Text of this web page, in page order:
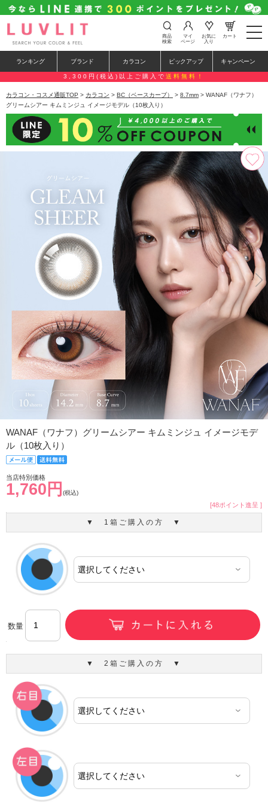
t
o
e
n
a
i
o
n
商品
検索
マイ
ページ
お気に
入り
カート
ランキング ブランド カラコン ピックアップ キャンペーン
3,300円(税込)以上ご購入で 送料無料！
カラコン・コスメ通販TOP > カラコン > BC（ベースカーブ） > 8.7mm > WANAF（ワナフ）
グリームシアー キムミンジュ イメージモデル（10枚入り）
WANAF（ワナフ）グリームシアー キムミンジュ イメージモデ
ル（10枚入り）
当店特別価格
1,760円 (税込)
[48ポイント進呈 ]
▼ 1箱ご購入の方 ▼
数量
▼ 2箱ご購入の方 ▼